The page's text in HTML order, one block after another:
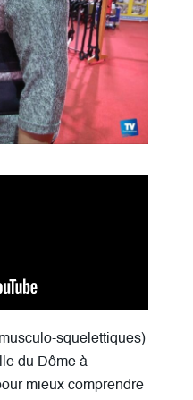
squelettiques)
du Dôme à
mieux comprendre